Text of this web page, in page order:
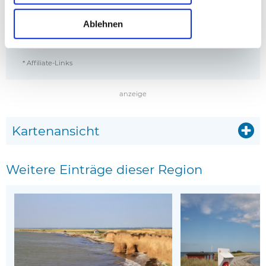
Ablehnen
Entfernung: 0.50 km
Entfernung: 1.10 km
* Affiliate-Links
anzeige
Kartenansicht
Weitere Einträge dieser Region